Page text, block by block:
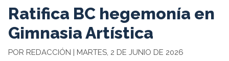
Ratifica BC hegemonía en
Gimnasia Artística
POR REDACCIÓN | MARTES, 2 DE JUNIO DE 2026